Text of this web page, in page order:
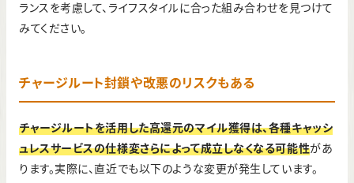
ランスを考慮して、ライフスタイルに合った組み合わせを見つけて
みてください。
チャージルート封鎖や改悪のリスクもある
チャージルートを活用した高還元のマイル獲得は、各種キャッシ
ュレスサービスの仕様変さらによって成立しなくなる可能性があ
ります。実際に、直近でも以下のような変更が発生しています。